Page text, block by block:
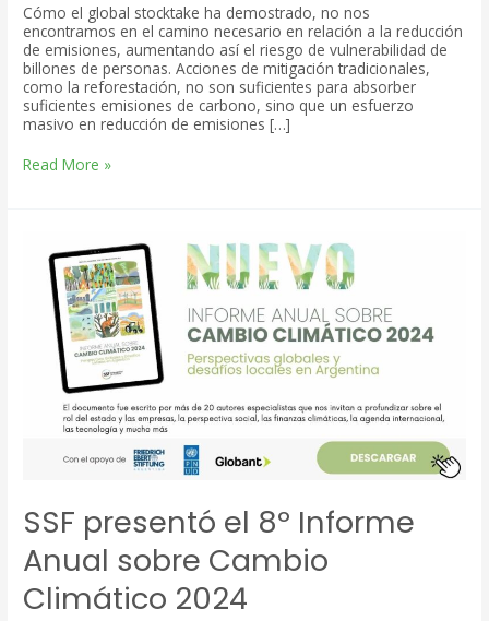
Cómo el global stocktake ha demostrado, no nos
encontramos en el camino necesario en relación a la reducción
de emisiones, aumentando así el riesgo de vulnerabilidad de
billones de personas. Acciones de mitigación tradicionales,
como la reforestación, no son suficientes para absorber
suficientes emisiones de carbono, sino que un esfuerzo
masivo en reducción de emisiones […]
El
tecnología
lucha
contra
cambio
climático
Read More »
SSF presentó el 8º Informe
Anual sobre Cambio
Climático 2024